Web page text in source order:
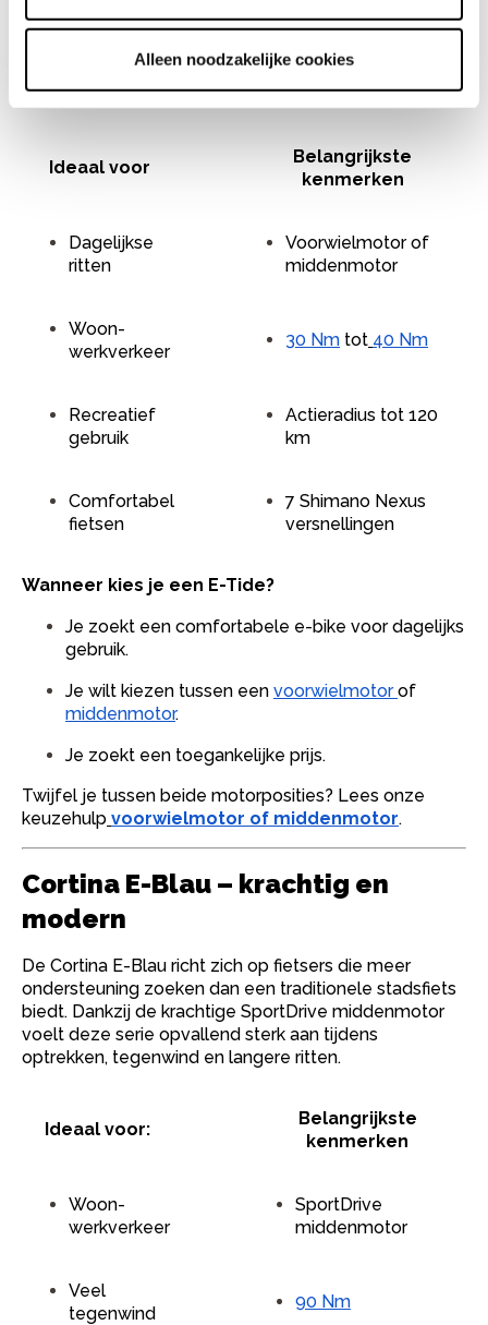
Alleen noodzakelijke cookies
stadsfiets die verkrijgbaar is met zowel een
voorwielmotor als een Bosch middenmotor. Daardoor
kun je kiezen tussen een scherp geprijsde uitvoering
of extra comfort en stabiliteit.
Ideaal voor
Belangrijkste
kenmerken
Dagelijkse
ritten
Voorwielmotor of
middenmotor
Woon-
werkverkeer
30 Nm tot 40 Nm
Recreatief
gebruik
Actieradius tot 120
km
Comfortabel
fietsen
7 Shimano Nexus
versnellingen
Wanneer kies je een E-Tide?
Je zoekt een comfortabele e-bike voor dagelijks
gebruik.
Je wilt kiezen tussen een voorwielmotorof
middenmotor.
Je zoekt een toegankelijke prijs.
Twijfel je tussen beide motorposities? Lees onze
keuzehulp voorwielmotor of middenmotor.
Cortina E-Blau – krachtig en
modern
De Cortina E-Blau richt zich op fietsers die meer
ondersteuning zoeken dan een traditionele stadsfiets
biedt. Dankzij de krachtige SportDrive middenmotor
voelt deze serie opvallend sterk aan tijdens
optrekken, tegenwind en langere ritten.
Ideaal voor:
Belangrijkste
kenmerken
Woon-
werkverkeer
SportDrive
middenmotor
Veel
tegenwind
90 Nm